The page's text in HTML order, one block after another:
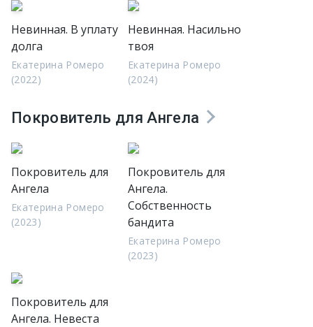
Невинная. В уплату
долга
Екатерина Ромеро
(2022)
Невинная. Насильно
твоя
Екатерина Ромеро
(2024)
Покровитель для Ангела
Покровитель для
Ангела
Екатерина Ромеро
(2023)
Покровитель для
Ангела.
Собственность
бандита
Екатерина Ромеро
(2023)
Покровитель для
Ангела. Невеста